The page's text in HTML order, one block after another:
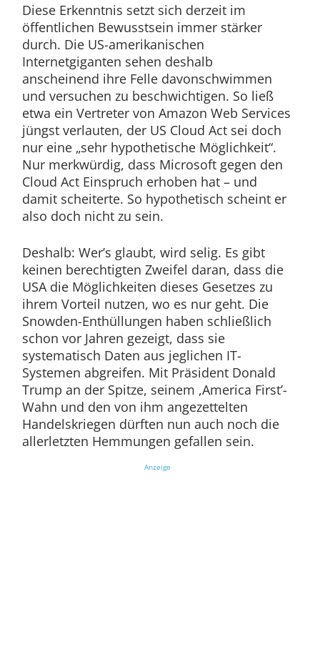
Diese Erkenntnis setzt sich derzeit im
öffentlichen Bewusstsein immer stärker
durch. Die US-amerikanischen
Internetgiganten sehen deshalb
anscheinend ihre Felle davonschwimmen
und versuchen zu beschwichtigen. So ließ
etwa ein Vertreter von Amazon Web Services
jüngst verlauten, der US Cloud Act sei doch
nur eine „sehr hypothetische Möglichkeit“.
Nur merkwürdig, dass Microsoft gegen den
Cloud Act Einspruch erhoben hat – und
damit scheiterte. So hypothetisch scheint er
also doch nicht zu sein.
Deshalb: Wer’s glaubt, wird selig. Es gibt
keinen berechtigten Zweifel daran, dass die
USA die Möglichkeiten dieses Gesetzes zu
ihrem Vorteil nutzen, wo es nur geht. Die
Snowden-Enthüllungen haben schließlich
schon vor Jahren gezeigt, dass sie
systematisch Daten aus jeglichen IT-
Systemen abgreifen. Mit Präsident Donald
Trump an der Spitze, seinem ,America First’-
Wahn und den von ihm angezettelten
Handelskriegen dürften nun auch noch die
allerletzten Hemmungen gefallen sein.
Anzeige